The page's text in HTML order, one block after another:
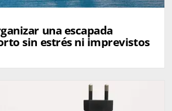
una escapada
sin estrés ni imprevistos